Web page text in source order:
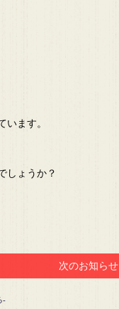
います。
しょうか？
次のお知らせ
-